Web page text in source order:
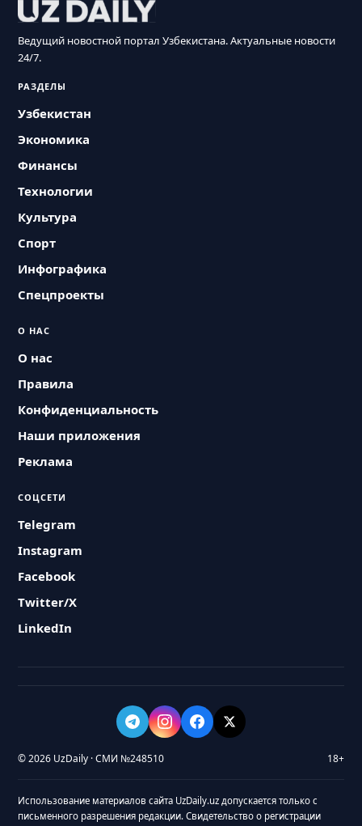
Ведущий новостной портал Узбекистана. Актуальные новости
24/7.
РАЗДЕЛЫ
Узбекистан
Экономика
Финансы
Технологии
Культура
Спорт
Инфографика
Спецпроекты
О НАС
О нас
Правила
Конфиденциальность
Наши приложения
Реклама
СОЦСЕТИ
Telegram
Instagram
Facebook
Twitter/X
LinkedIn
© 2026 UzDaily · СМИ №248510 18+
Использование материалов сайта UzDaily.uz допускается только с
письменного разрешения редакции. Свидетельство о регистрации